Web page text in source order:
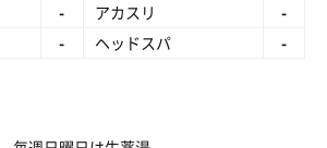
- アカスリ
-
- ヘッドスパ -